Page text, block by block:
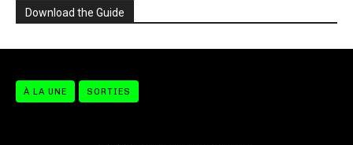
Download the Guide
À LA UNE SORTIES